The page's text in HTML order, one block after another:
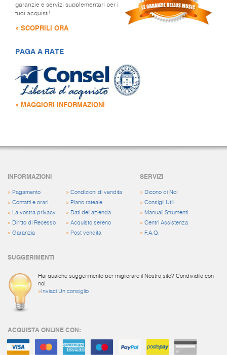
garanzie e servizi supplementari per i
tuoi acquisti!
» SCOPRILI ORA
PAGA A RATE
» MAGGIORI INFORMAZIONI
INFORMAZIONI
» Pagamento
» Contatti e orari
» La vostra privacy
» Diritto di Recesso
» Garanzia
» Condizioni di vendita
» Piano rateale
» Dati dell'azienda
» Acquisto sereno
» Post vendita
SERVIZI
» Dicono di Noi
»Consigli Utili
» Manuali Strumenti
»Centri Assistenza
» F.A.Q.
SUGGERIMENTI
Hai qualche suggerimento per migliorare il Nostro sito? Condividilo con
noi:
» Inviaci Un consiglio
ACQUISTA ONLINE CON: